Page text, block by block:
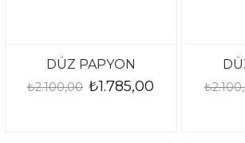
DÜZ PAPYON
₺1.785,00
DÜZ
₺2.100,00